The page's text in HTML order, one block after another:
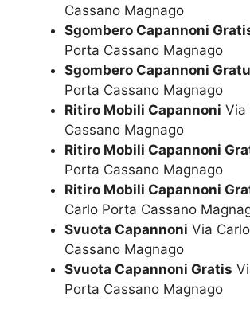
Cassano Magnago
Sgombero Capannoni
Porta Cassano Magnago
Sgombero Capannoni
Porta Cassano Magnago
Ritiro Mobili Capannoni Via
Cassano Magnago
Ritiro Mobili Capannoni
Porta Cassano Magnago
Ritiro Mobili Capannoni
Carlo Porta Cassano
Svuota Capannoni Via
Cassano Magnago
Svuota Capannoni Gratis
Porta Cassano Magnago